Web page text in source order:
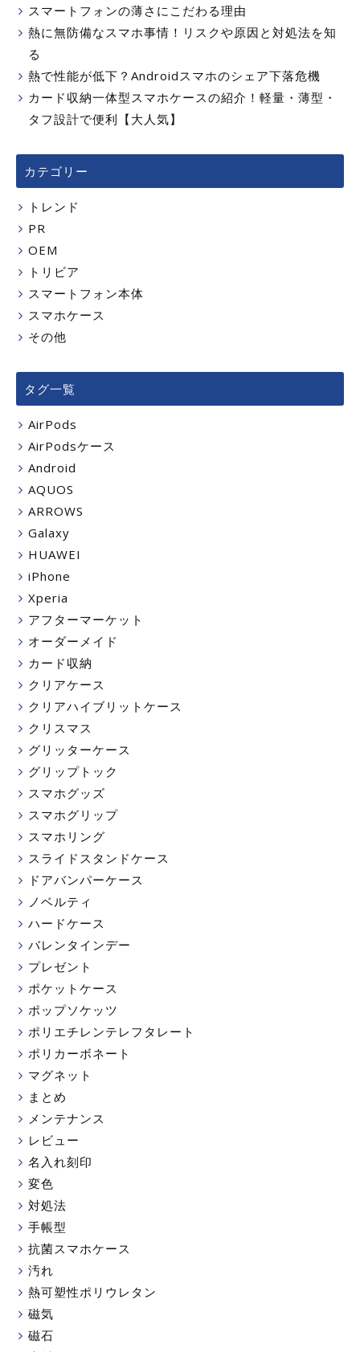
スマートフォンの薄さにこだわる理由
熱に無防備なスマホ事情！リスクや原因と対処法を知
る
熱で性能が低下？Androidスマホのシェア下落危機
カード収納一体型スマホケースの紹介！軽量・薄型・
タフ設計で便利【大人気】
カテゴリー
トレンド
PR
OEM
トリビア
スマートフォン本体
スマホケース
その他
タグ一覧
AirPods
AirPodsケース
Android
AQUOS
ARROWS
Galaxy
HUAWEI
iPhone
Xperia
アフターマーケット
オーダーメイド
カード収納
クリアケース
クリアハイブリットケース
クリスマス
グリッターケース
グリップトック
スマホグッズ
スマホグリップ
スマホリング
スライドスタンドケース
ドアバンパーケース
ノベルティ
ハードケース
バレンタインデー
プレゼント
ポケットケース
ポップソケッツ
ポリエチレンテレフタレート
ポリカーボネート
マグネット
まとめ
メンテナンス
レビュー
名入れ刻印
変色
対処法
手帳型
抗菌スマホケース
汚れ
熱可塑性ポリウレタン
磁気
磁石